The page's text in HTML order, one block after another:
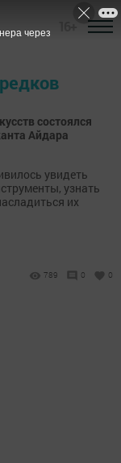
состоялся
Айдара
увидеть
узнать
их
789 0 0
через